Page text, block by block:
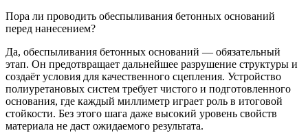
Пора ли проводить обеспыливания бетонных оснований
перед нанесением?
Да, обеспыливания бетонных оснований — обязательный
этап. Он предотвращает дальнейшее разрушение структуры и
создаёт условия для качественного сцепления. Устройство
полиуретановых систем требует чистого и подготовленного
основания, где каждый миллиметр играет роль в итоговой
стойкости. Без этого шага даже высокий уровень свойств
материала не даст ожидаемого результата.